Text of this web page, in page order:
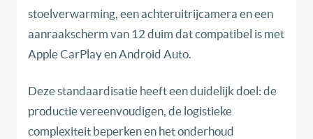
stoelverwarming, een achteruitrijcamera en een
aanraakscherm van 12 duim dat compatibel is met
Apple CarPlay en Android Auto.
Deze standaardisatie heeft een duidelijk doel: de
productie vereenvoudigen, de logistieke
complexiteit beperken en het onderhoud